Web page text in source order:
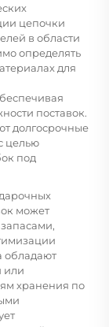
цепочки
в области
определять
для
поставок.
долгосрочные
целью
под
может
обладают
или
хранения по